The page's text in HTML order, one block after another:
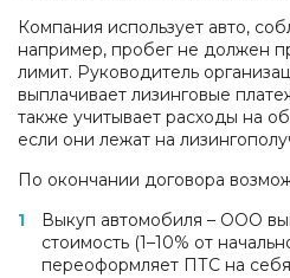
Компания использует авто,
например, пробег не должен
лимит. Руководитель
выплачивает лизинговые
также учитывает расходы на
если они лежат на
По окончании договора
Выкуп автомобиля – ООО
стоимость (1–10% от
переоформляет ПТС на